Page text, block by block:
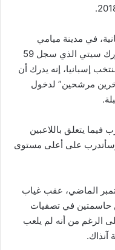
في مدينة ميامي
الأمريكية مساء الثلاثاء، قال مهاجم نيويورك سيتي الذي سجل 59
منتخب إسبانيا، إنه يدرك أن
مرشحين” لدخول
فيما يتعلق باللاعبين
على أعلى مستوى
الماضي، عقب غياب
حاسمتين في تصفيات
لمونديال روسيا 2018، على الرغم من أنه لم يلعب
آنذاك.